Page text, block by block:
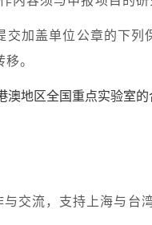
交加盖单位公章的下列
。
地区全国重点实验室
交流，支持上海与台